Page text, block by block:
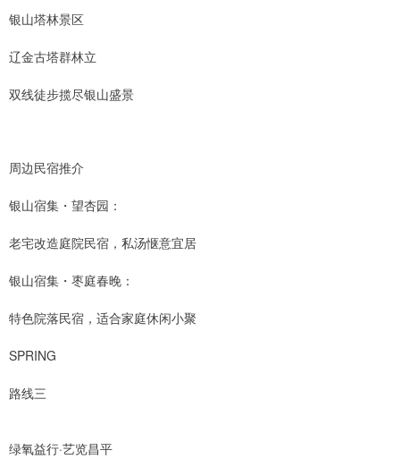
银山塔林景区
辽金古塔群林立
双线徒步揽尽银山盛景
周边民宿推介
银山宿集・望杏园：
老宅改造庭院民宿，私汤惬意宜居
银山宿集・枣庭春晚：
特色院落民宿，适合家庭休闲小聚
SPRING
路线三
绿氧益行·艺览昌平